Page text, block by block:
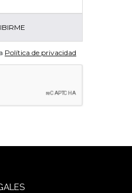
Política de privacidad